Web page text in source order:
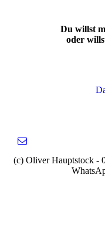
Du willst
oder
(c) Oliver Hauptstock -